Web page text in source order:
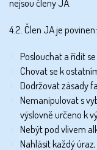
nejsou členy JA.
4.2. Člen JA je povinen:
Poslouchat a řídit
Chovat se k
Dodržovat zásady
Nemanipulovat s
výslovně určeno k
Nebýt pod vlivem
Nahlásit každý